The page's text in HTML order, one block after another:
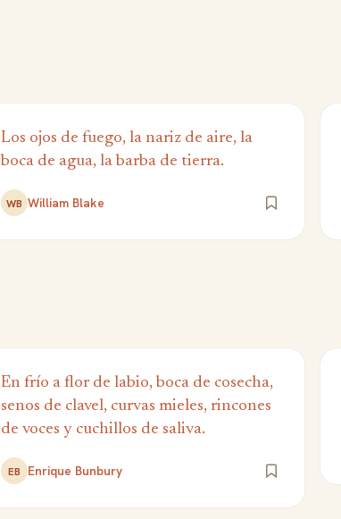
Los ojos de fuego, la nariz de aire, la
boca de agua, la barba de tierra.
WB William Blake
En frío a flor de labio, boca de cosecha,
senos de clavel, curvas mieles, rincones
de voces y cuchillos de saliva.
EB Enrique Bunbury